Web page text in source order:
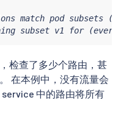
match pod subsets
subset v1 for
检查了多少个路由，甚
在本例中，没有流量会
中的路由将所有